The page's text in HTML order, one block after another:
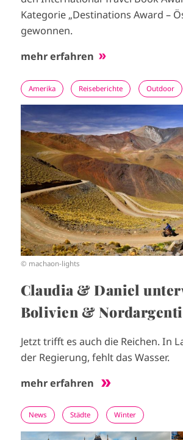
Kategorie „Destinations Award –
gewonnen.
mehr erfahren
Amerika Reiseberichte Outdoor
I
a
e
© machaon-lights
Claudia & Daniel
Bolivien &
Jetzt trifft es auch die Reichen. In
der Regierung, fehlt das Wasser.
mehr erfahren
News Städte Winter